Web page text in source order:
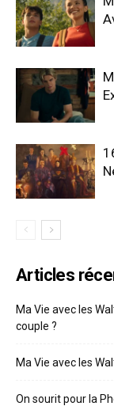
Articles
Ma Vie avec les
couple ?
Ma Vie avec les
On sourit pour la